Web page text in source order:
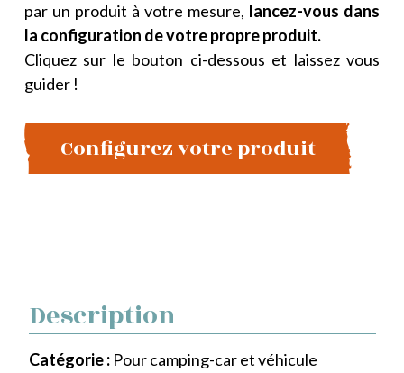
par un produit à votre mesure, lancez-vous dans
la configuration de votre propre produit.
Cliquez sur le bouton ci-dessous et laissez vous
guider !
Configurez votre produit
Description
Catégorie : Pour camping-car et véhicule